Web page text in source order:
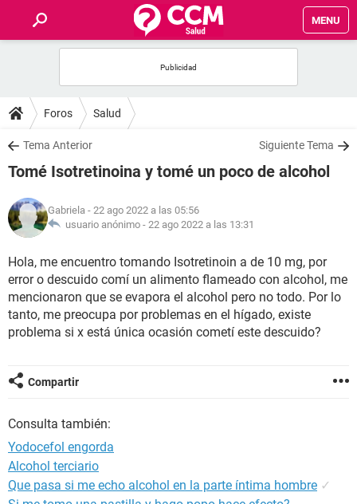
MENU
FOROS
SALUD
NUTRICIÓN
BIENESTAR
SEXUALIDAD
Foros Salud
Tema Anterior Siguiente Tema
Tomé Isotretinoina y tomé un poco de alcohol
Gabriela - 22 ago 2022 a las 05:56
usuario anónimo - 22 ago 2022 a las 13:31
Hola, me encuentro tomando Isotretinoin a de 10 mg, por
error o descuido comí un alimento flameado con alcohol, me
mencionaron que se evapora el alcohol pero no todo. Por lo
tanto, me preocupa por problemas en el hígado, existe
problema si x está única ocasión cometí este descuido?
Compartir
Consulta también:
Yodocefol engorda
Alcohol terciario
Que pasa si me echo alcohol en la parte íntima hombre ✓